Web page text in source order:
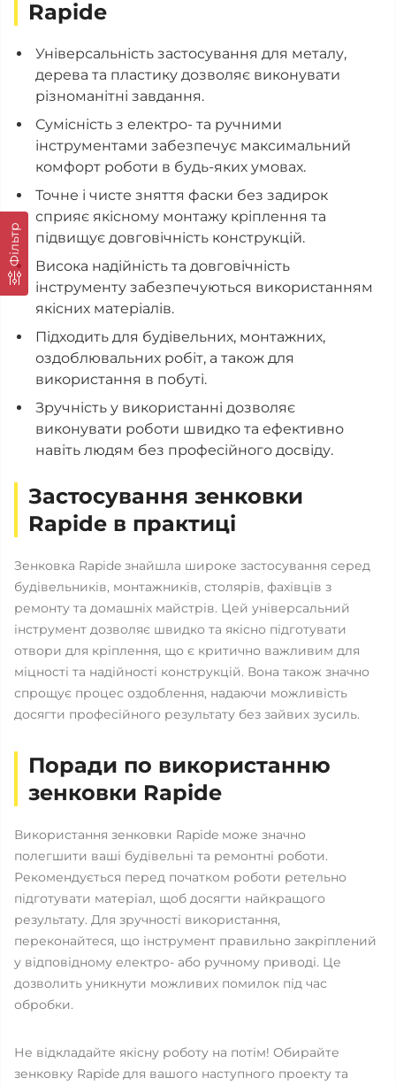
Фільтр
Rapide
Універсальність застосування для металу,
дерева та пластику дозволяє виконувати
різноманітні завдання.
Сумісність з електро- та ручними
інструментами забезпечує максимальний
комфорт роботи в будь-яких умовах.
Точне і чисте зняття фаски без задирок
сприяє якісному монтажу кріплення та
підвищує довговічність конструкцій.
Висока надійність та довговічність
інструменту забезпечуються використанням
якісних матеріалів.
Підходить для будівельних, монтажних,
оздоблювальних робіт, а також для
використання в побуті.
Зручність у використанні дозволяє
виконувати роботи швидко та ефективно
навіть людям без професійного досвіду.
Застосування зенковки
Rapide в практиці
Зенковка Rapide знайшла широке застосування серед
будівельників, монтажників, столярів, фахівців з
ремонту та домашніх майстрів. Цей універсальний
інструмент дозволяє швидко та якісно підготувати
отвори для кріплення, що є критично важливим для
міцності та надійності конструкцій. Вона також значно
спрощує процес оздоблення, надаючи можливість
досягти професійного результату без зайвих зусиль.
Поради по використанню
зенковки Rapide
Використання зенковки Rapide може значно
полегшити ваші будівельні та ремонтні роботи.
Рекомендується перед початком роботи ретельно
підготувати матеріал, щоб досягти найкращого
результату. Для зручності використання,
переконайтеся, що інструмент правильно закріплений
у відповідному електро- або ручному приводі. Це
дозволить уникнути можливих помилок під час
обробки.
Не відкладайте якісну роботу на потім! Обирайте
зенковку Rapide для вашого наступного проекту та